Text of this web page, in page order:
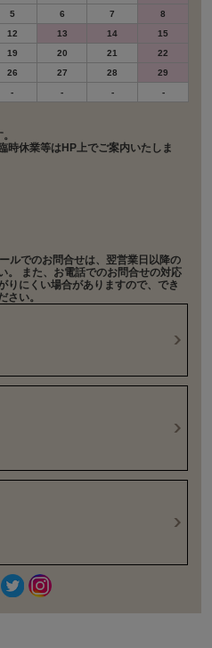
5 6 7
8
12 13 14
15
19 20 21
22
26 27 28
29
- - - -
休業等はHP上でご案内いたしま
ルでのお問合せは、翌営業日以降の
。 また、お電話でのお問合せの対応
りにくい場合がありますので、でき
さい。